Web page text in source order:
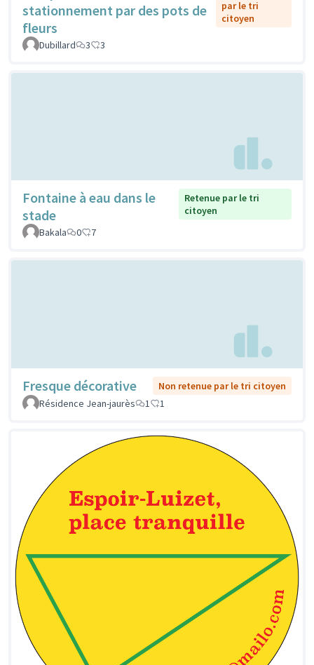
stationnement par des pots de
fleurs
par le tri
citoyen
Dubillard 3 3
Fontaine à eau dans le
stade
Retenue par le tri
citoyen
Bakala
0 7
Fresque décorative
Non retenue par le tri citoyen
Résidence Jean-jaurès
1 1